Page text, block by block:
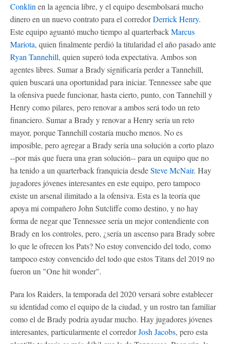
Conklin en la agencia libre, y el equipo desembolsará mucho
dinero en un nuevo contrato para el corredorDerrick Henry.
Este equipo aguantó mucho tiempo al quarterbackMarcus
Mariota, quien finalmente perdió la titularidad el año pasado ante
Ryan Tannehill, quien superó toda expectativa. Ambos son
agentes libres. Sumar a Brady significaría perder a Tannehill,
quien buscará una oportunidad para iniciar. Tennessee sabe que
la ofensiva puede funcionar, hasta cierto, punto, con Tannehill y
Henry como pilares, pero renovar a ambos será todo un reto
financiero. Sumar a Brady y renovar a Henry sería un reto
mayor, porque Tannehill costaría mucho menos. No es
imposible, pero agregar a Brady sería una solución a corto plazo
--por más que fuera una gran solución-- para un equipo que no
ha tenido a un quarterback franquicia desdeSteve McNair. Hay
jugadores jóvenes interesantes en este equipo, pero tampoco
existe un arsenal ilimitado a la ofensiva. Esta es la teoría que
apoya mi compañero John Sutcliffe como destino, y no hay
forma de negar que Tennessee sería un mejor contendiente con
Brady en los controles, pero, ¿sería un ascenso para Brady sobre
lo que le ofrecen los Pats? No estoy convencido del todo, como
tampoco estoy convencido del todo que estos Titans del 2019 no
fueron un "One hit wonder".
Para los Raiders, la temporada del 2020 versará sobre establecer
su identidad como el equipo de la ciudad, y un rostro tan familiar
como el de Brady podría ayudar mucho. Hay jugadores jóvenes
interesantes, particularmente el corredorJosh Jacobs, pero esta